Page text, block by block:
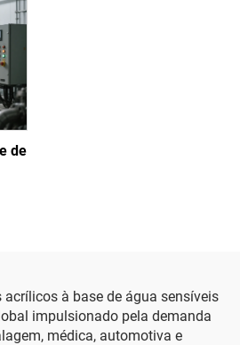
de
acrílicos à base de água sensíveis
impulsionado pela demanda
médica, automotiva e